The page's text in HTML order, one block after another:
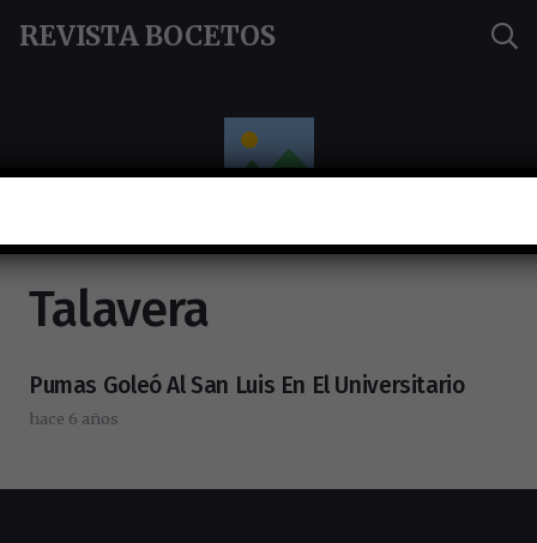
REVISTA BOCETOS
Talavera
Pumas Goleó Al San Luis En El Universitario
hace 6 años